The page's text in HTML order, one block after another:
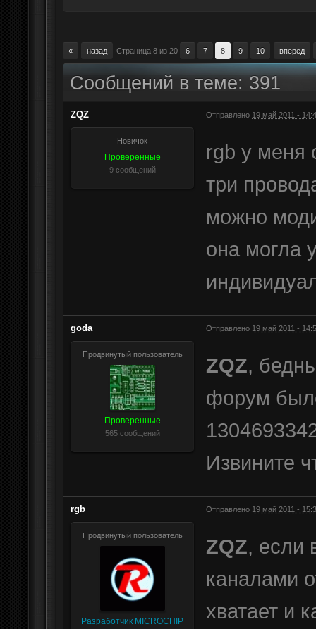
« назад Страница 8 из 20 6 7 8 9 10 вперед
Сообщений в теме: 391
ZQZ Отправлено 19 май 2011 -
Новичок
Проверенные
9 сообщений
rgb у меня
три
можно
она могла
goda Отправлено 19 май 2011 -
Продвинутый пользователь
Проверенные
565 сообщений
ZQZ,
форум
Извините
rgb Отправлено 19 май 2011 -
Продвинутый пользователь
Разработчик MICROCHIP
ZQZ, если
каналами
хватает и